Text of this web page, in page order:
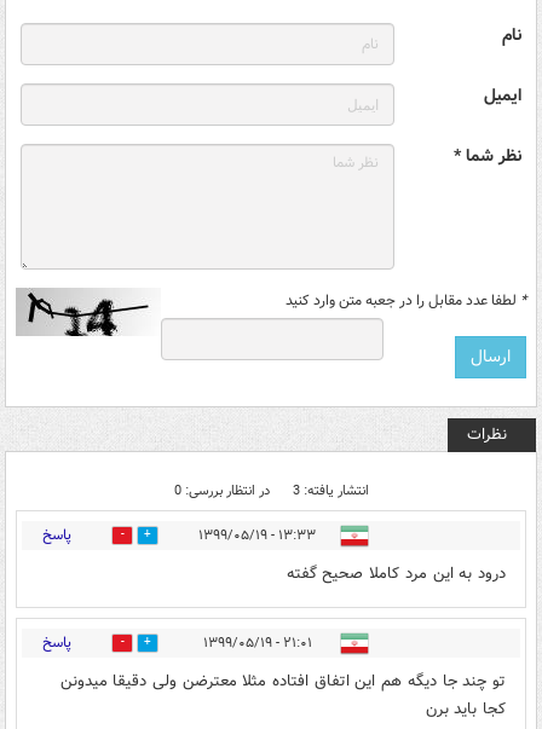
نام
ایمیل
نظر شما *
* لطفا عدد مقابل را در جعبه متن وارد کنید
نظرات
انتشار یافته: 3 در انتظار بررسی: 0
۱۳:۳۳ - ۱۳۹۹/۰۵/۱۹ 45 پاسخ
درود به این مرد کاملا صحیح گفته
۲۱:۰۱ - ۱۳۹۹/۰۵/۱۹ 0 پاسخ
تو چند جا دیگه هم این اتفاق افتاده مثلا معترضن ولی دقیقا میدونن
کجا باید برن